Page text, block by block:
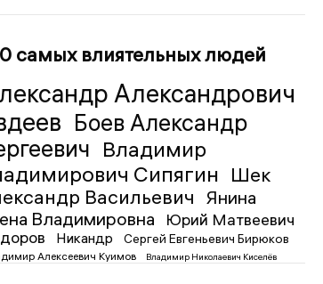
самых влиятельных людей
Александрович
Боев Александр
Владимир
Сипягин Шек
Васильевич
Янина
Владимировна
Юрий Матвеевич
Никандр Сергей Евгеньевич Бирюков
Алексеевич Куимов Владимир Николаевич Киселёв